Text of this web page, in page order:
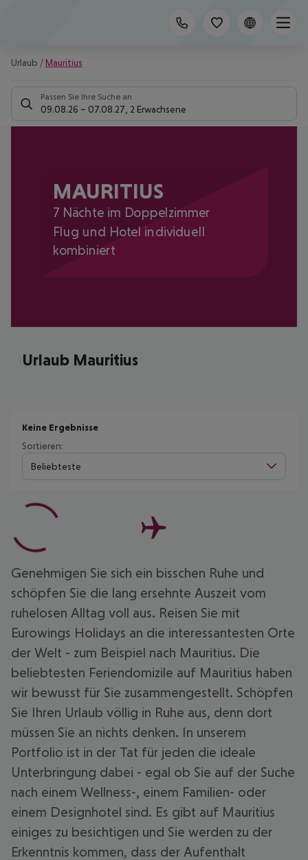
Urlaub / Mauritius
Passen Sie Ihre Suche an
09.08.26 – 07.08.27 2 Erwachsene
MAURITIUS
7 Nächte im Doppelzimmer
Flug und Hotel individuell
kombiniert
Urlaub Mauritius
Keine Ergebnisse
Sortieren:
Beliebteste
Genehmigen Sie sich ein bisschen Ruhe und
schöpfen Sie die lang ersehnte Auszeit vom
ruhelosen Alltag voll aus. Reisen Sie mit
Eurowings Holidays an die interessantesten Orte
der Welt - zum Beispiel nach Mauritius. Die
beliebtesten Feriendomizile auf Mauritius haben
wir bewusst für Sie zusammengestellt. Schöpfen
Sie Ihren Urlaub völlig in Ruhe aus, denn dort
müssen Sie an nichts denken. In unserem
Portfolio ist in der Tat für jeden die ideale
Unterbringung dabei - egal ob Sie auf der Suche
nach einem Wellness-, einem Familien- oder
einem Designhotel sind. Es gibt auf Mauritius
einiges zu besichtigen und Sie werden zu der
Erkenntnis kommen, dass der Aufenthalt